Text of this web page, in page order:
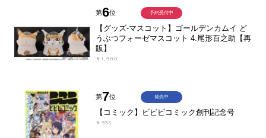
第6位
【グッズ-マスコット】ゴールデンカムイ ど
うぶつフォーゼマスコット 4.尾形百之助【再
販】
￥1,980
予約受付中
第7位
【コミック】ビビビコミック創刊記念号
￥935
発売中